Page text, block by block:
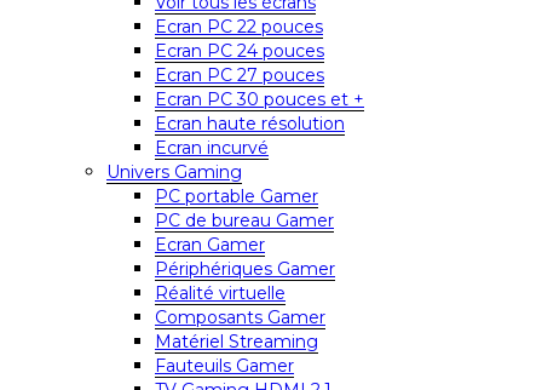
Ecran PC 22 pouces
Ecran PC 24 pouces
Ecran PC 27 pouces
Ecran PC 30 pouces et +
Ecran haute résolution
Ecran incurvé
Univers Gaming
PC portable Gamer
PC de bureau Gamer
Ecran Gamer
Périphériques Gamer
Réalité virtuelle
Composants Gamer
Matériel Streaming
Fauteuils Gamer